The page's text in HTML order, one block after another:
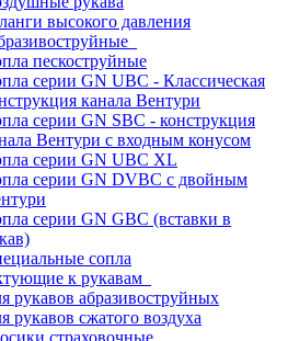
высокого давления
пескоструйные
серии GN UBC - Классическая
канала Вентури
серии GN SBC - конструкция
Вентури c входным конусом
серии GN UBC XL
серии GN DVBC с двойным
серии GN GBC (вставки в
сопла
к рукавам
рукавов абразивоструйных
рукавов сжатого воздуха
страховочные